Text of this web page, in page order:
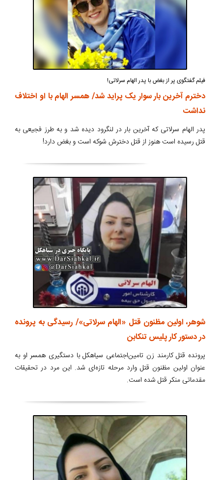
فیلم گفتگوی پر از بغض با پدر الهام سرلاتی!
دخترم آخرین بار سوار یک پراید شد/ همسر الهام با او اختلاف
نداشت
پدر الهام سرلاتی که آخرین بار در لنگرود دیده شد و به طرز فجیعی به
قتل رسیده است هنوز از قتل دخترش شوکه است و بغض دارد!
شوهر، اولین مظنون قتل «الهام سرلاتی»/ رسیدگی به پرونده
در دستور کار پلیس تنکابن
پرونده قتل کارمند زن تامین‌اجتماعی سیاهکل با دستگیری همسر او به
عنوان اولین مظنون قتل وارد مرحله تازه‌ای شد. این مرد در تحقیقات
مقدماتی منکر قتل شده است.